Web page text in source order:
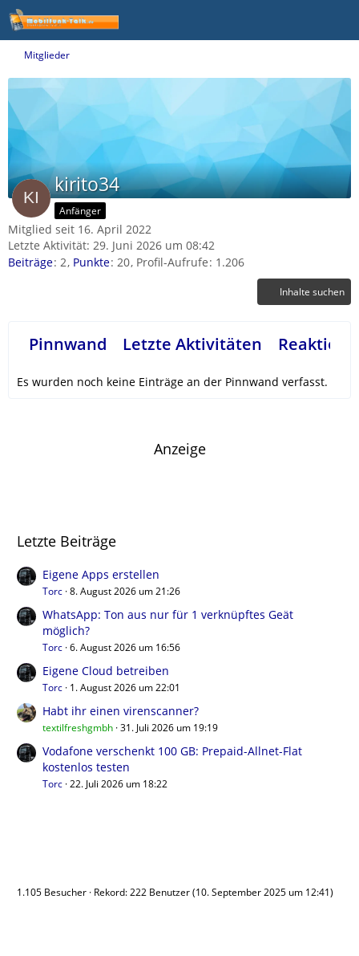
Mitglieder
kirito34
Anfänger
Mitglied seit 16. April 2022
Letzte Aktivität: 29. Juni 2026 um 08:42
Beiträge 2 Punkte 20 Profil-Aufrufe 1.206
Inhalte suchen
Pinnwand Letzte Aktivitäten
Es wurden noch keine Einträge an der Pinnwand verfasst.
Anzeige
Letzte Beiträge
Eigene Apps erstellen
Torc 8. August 2026 um 21:26
WhatsApp: Ton aus nur für 1 verknüpftes Geät
möglich?
Torc 6. August 2026 um 16:56
Eigene Cloud betreiben
Torc 1. August 2026 um 22:01
Habt ihr einen virenscanner?
textilfreshgmbh 31. Juli 2026 um 19:19
Vodafone verschenkt 100 GB: Prepaid-Allnet-Flat
kostenlos testen
Torc 22. Juli 2026 um 18:22
1.105 Besucher Rekord: 222 Benutzer (10. September 2025 um 12:41)